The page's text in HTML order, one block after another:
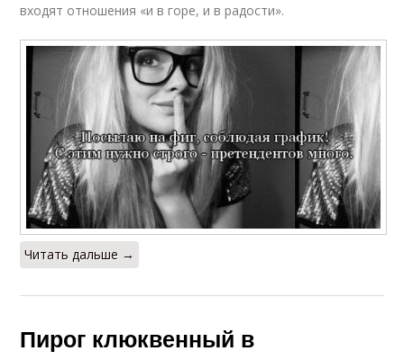
входят отношения «и в горе, и в радости».
Читать дальше →
Пирог клюквенный в